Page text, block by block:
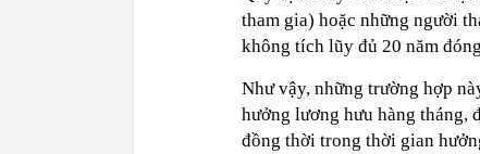
tham gia) hoặc những người
không tích lũy đủ 20 năm
Như vậy, những trường hợp
hưởng lương hưu hàng tháng,
đồng thời trong thời gian